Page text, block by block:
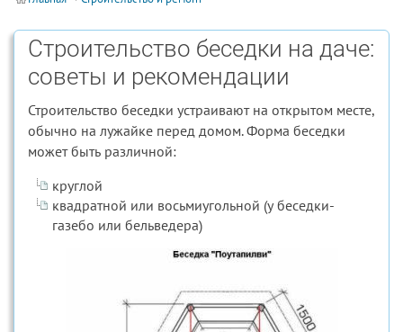
Строительство беседки на даче:
советы и рекомендации
Строительство беседки устраивают на открытом месте,
обычно на лужайке перед домом. Форма беседки
может быть различной:
круглой
квадратной или восьмиугольной (у беседки-
газебо или бельведера)